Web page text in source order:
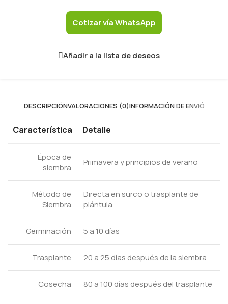
Cotizar vía WhatsApp
Añadir a la lista de deseos
DESCRIPCIÓNVALORACIONES (0)INFORMACIÓN DE ENVIÓ
Característica Detalle
Época de
siembra
Primavera y principios de verano
Método de
Siembra
Directa en surco o trasplante de
plántula
Germinación 5 a 10 días
Trasplante 20 a 25 días después de la siembra
Cosecha 80 a 100 días después del trasplante